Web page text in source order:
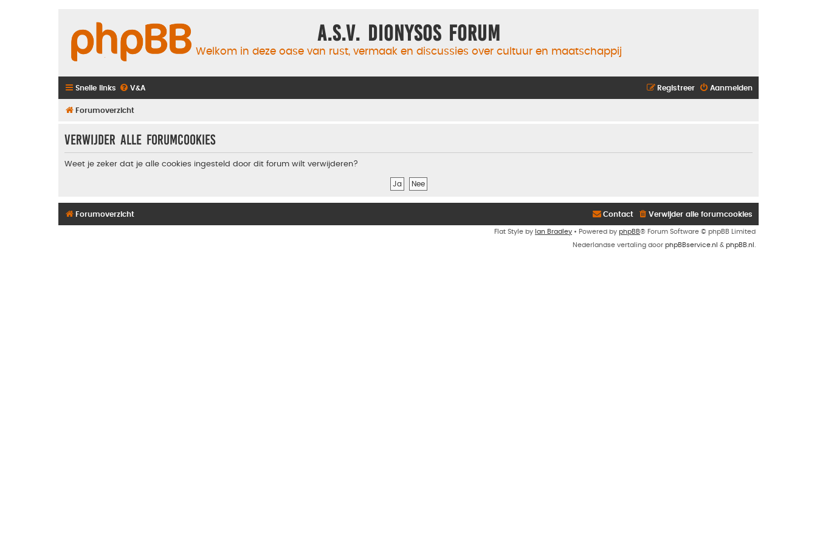
A.S.V. Dionysos Forum
Welkom in deze oase van rust, vermaak en discussies over cultuur en maatschappij
Snelle links V&A Aanmelden
Registreer
Forumoverzicht
Verwijder alle forumcookies
Weet je zeker dat je alle cookies ingesteld door dit forum wilt verwijderen?
Forumoverzicht Verwijder alle forumcookies
Contact
Flat Style by Ian Bradley • Powered by phpBB® Forum Software © phpBB Limited
Nederlandse vertaling door phpBBservice.nl & phpBB.nl .